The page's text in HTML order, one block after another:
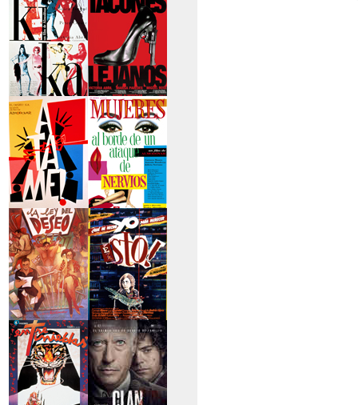
secreto
>Kika >Tacones lejanos
>Átame
>Mujeres al borde
de un...
>La ley del deseo
>Qué he hecho yo
para...